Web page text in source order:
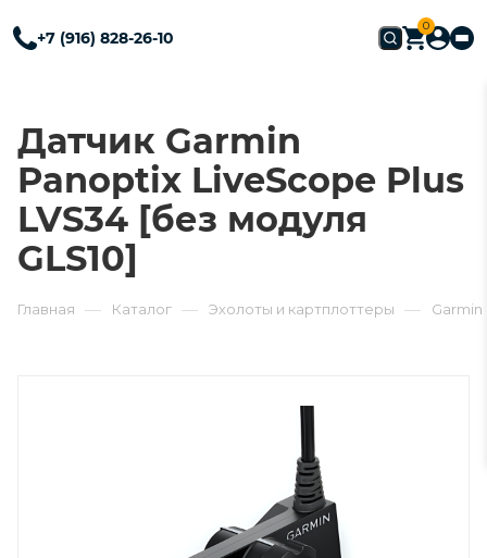
+7 (916) 828-26-10
0
Датчик Garmin
Panoptix LiveScope Plus
LVS34 [без модуля
GLS10]
Главная — Каталог — Эхолоты и картплоттеры — Garmin